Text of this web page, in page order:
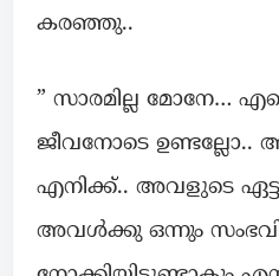
കരഞ്ഞു..
” സാരമില്ല മോനേ…
ജീവനോടെ ഉണ്ടല്ലോ..
എനിക്ക്.. അവളുടെ
അവള്‍ക്കു ഒന്നും